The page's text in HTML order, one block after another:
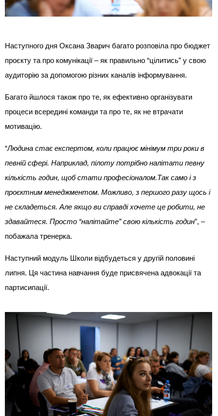
Наступного дня Оксана Зварич багато розповіла про бюджет
проєкту та про комунікації – як правильно “цілитись” у свою
аудиторію за допомогою різних каналів інформування.
Багато йшлося також про те, як ефективно організувати
процеси всередині команди та про те, як не втрачати
мотивацію.
“Людина стає експертом, коли працює мінімум три роки в
певній сфері. Наприклад, пілоту потрібно налітати певну
кількість годин, щоб стати професіоналом.Так само і з
проєктним менеджментом. Можливо, з першого разу щось і
не складеться. Але якщо ви справді хочете це робити, не
здавайтеся. Просто “налітайте” свою кількість годин”, –
побажала тренерка.
Наступний модуль Школи відбудеться у другій половині
липня. Ця частина навчання буде присвячена адвокації та
партисипації.